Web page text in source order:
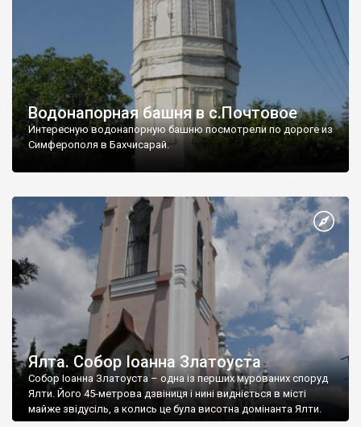
Водонапорная башня в с.Почтовое
Интересную водонапорную башню посмотрели по дороге из
Симферополя в Бахчисарай.
Ялта. Собор Іоанна Златоуста
Собор Іоанна Златоуста – одна із перших мурованих споруд
Ялти. Його 45-метрова дзвіниця і нині видніється в місті
майже звідусіль, а колись це була висотна домінанта Ялти.